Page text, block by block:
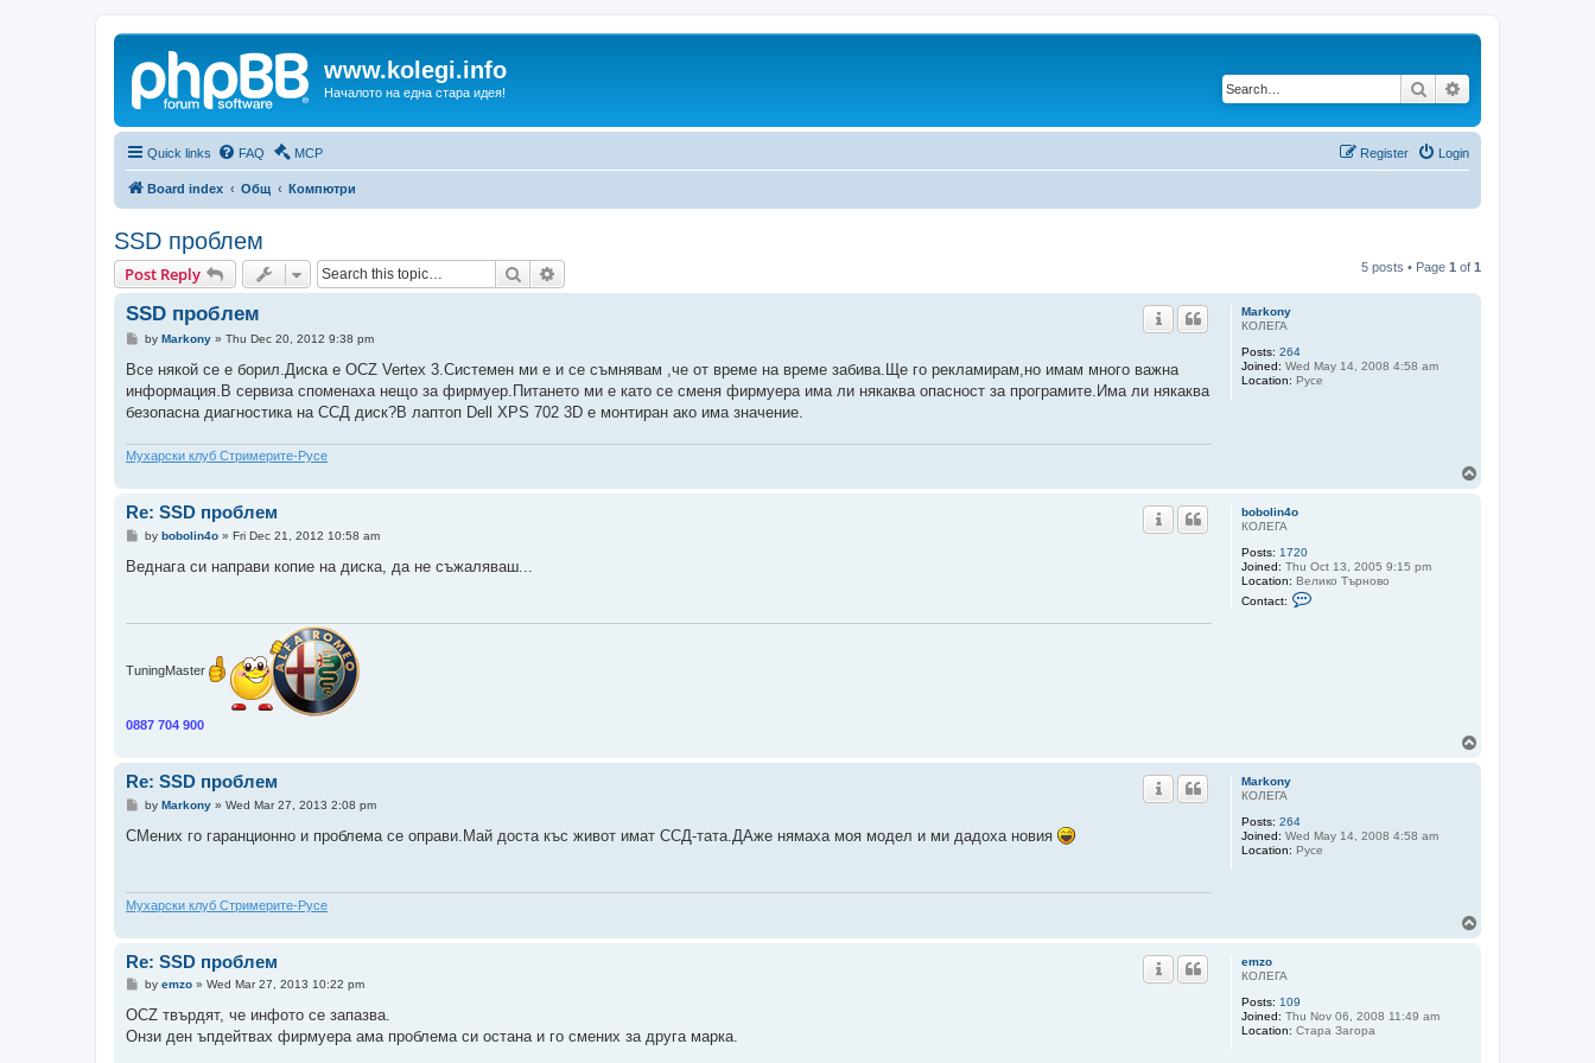
www.kolegi.info
Началото на една стара идея! Search
Quick links FAQ MCP Login
Register
Board index Общ Компютри
SSD проблем
Post Reply Search 5 posts • Page 1 of 1
Markony
КОЛЕГА
Posts: 264
Joined: Wed May 14, 2008 4:58 am
Location: Русе
SSD проблем
P
s
by Markony» Thu Dec 20, 2012 9:38 pm
Все някой се е борил.Диска е OCZ Vertex 3.Системен ми е и се съмнявам ,че от време на време забива.Ще го рекламирам,но имам много важна
информация.В сервиза споменаха нещо за фирмуер.Питането ми е като се сменя фирмуера има ли някаква опасност за програмите.Има ли някаква
безопасна диагностика на ССД диск?В лаптоп Dell XPS 702 3D e монтиран ако има значение.
Мухарски клуб Стримерите-Русе
bobolin4o
КОЛЕГА
Posts: 1720
Joined: Thu Oct 13, 2005 9:15 pm
Location: Велико Търново
Contact:
i
Re: SSD проблем
P
s
by bobolin4o» Fri Dec 21, 2012 10:58 am
Веднага си направи копие на диска, да не съжаляваш...
TuningMaster
0887 704 900
Markony
КОЛЕГА
Posts: 264
Joined: Wed May 14, 2008 4:58 am
Location: Русе
Re: SSD проблем
P
s
by Markony» Wed Mar 27, 2013 2:08 pm
СМених го гаранционно и проблема се оправи.Май доста къс живот имат ССД-тата.ДАже нямаха моя модел и ми дадоха новия
Мухарски клуб Стримерите-Русе
emzo
КОЛЕГА
Posts: 109
Joined: Thu Nov 06, 2008 11:49 am
Location: Стара Загора
Re: SSD проблем
P
s
by emzo» Wed Mar 27, 2013 10:22 pm
OCZ твърдят, че инфото се запазва.
Онзи ден ъпдейтвах фирмуера ама проблема си остана и го смених за друга марка.